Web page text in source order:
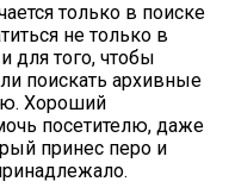
только в поиске
не только в
для того, чтобы
поискать архивные
Хороший
посетителю, даже
принес перо и